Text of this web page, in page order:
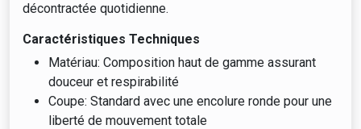
décontractée quotidienne.
Caractéristiques Techniques
Matériau: Composition haut de gamme assurant
douceur et respirabilité
Coupe: Standard avec une encolure ronde pour une
liberté de mouvement totale